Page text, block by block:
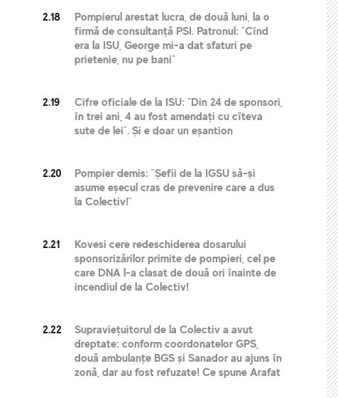
2.18
Pompierul arestat lucra, de două luni, la o
firmă de consultanță PSI. Patronul: ”Cînd
era la ISU, George mi-a dat sfaturi pe
prietenie, nu pe bani”
2.19
Cifre oficiale de la ISU: "Din 24 de sponsori,
în trei ani, 4 au fost amendați cu cîteva
sute de lei”. Și e doar un eșantion
2.20
Pompier demis: ”Șefii de la IGSU să-și
asume eșecul cras de prevenire care a dus
la Colectiv!”
2.21
Kovesi cere redeschiderea dosarului
sponsorizărilor primite de pompieri, cel pe
care DNA l-a clasat de două ori înainte de
incendiul de la Colectiv!
2.22
Supraviețuitorul de la Colectiv a avut
dreptate: conform coordonatelor GPS,
două ambulanțe BGS și Sanador au ajuns în
zonă, dar au fost refuzate! Ce spune Arafat